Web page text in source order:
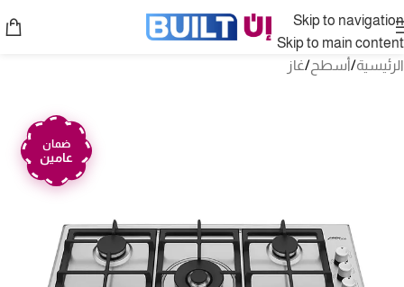
Skip to navigation
Skip to main content
الرئيسية/أسطح/غاز
ضمان
عامين